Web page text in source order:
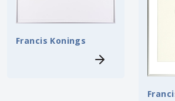
Zoeken
Francis Konings